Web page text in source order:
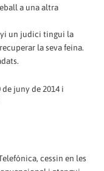
a una altra
un judici tingui la
la seva feina.
de juny de 2014 i
cessin en les